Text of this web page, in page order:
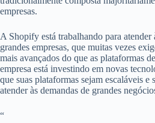
empresas.
A Shopify está trabalhando para atender
grandes empresas, que muitas vezes
mais avançados do que as plataformas
empresa está investindo em novas
que suas plataformas sejam escaláveis e
atender às demandas de grandes
“